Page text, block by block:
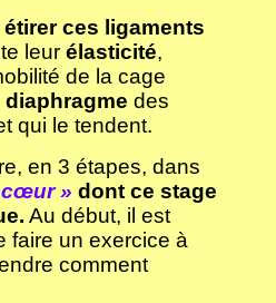
ces ligaments
leur élasticité,
de la cage
diaphragme des
qui le tendent.
en 3 étapes, dans
cœur » dont ce stage
Au début, il est
faire un exercice à
comment